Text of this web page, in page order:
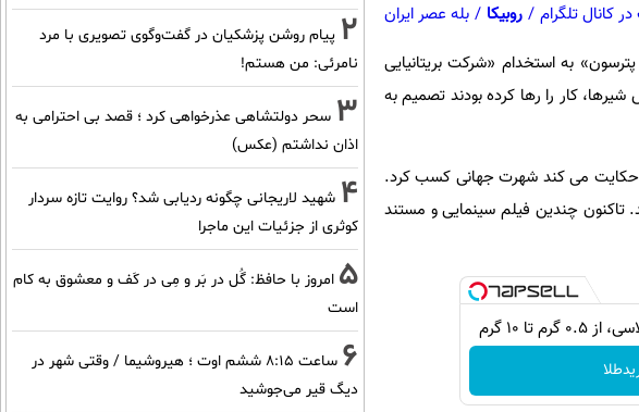
کانال تلگرام / روبیکا / بله عصر ایران
به استخدام «شرکت بریتانیایی
کار را رها کرده بودند تصمیم به
حکایت می کند شهرت جهانی کسب کرد.
تاکنون چندین فیلم سینمایی و مستند
تا ۱۰ گرم
2 پیام روشن پزشکیان در گفت‌و‌گوی تصویری با مرد
نامرئی: من هستم!
3 سحر دولتشاهی عذرخواهی کرد ؛ قصد بی احترامی به
اذان نداشتم (عکس)
4 شهید لاریجانی چگونه ردیابی شد؟ روایت تازه سردار
کوثری از جزئیات این ماجرا
5 امروز با حافظ: گُل در بَر و مِی در کَف و معشوق به کام
است
6
ساعت ۸:۱۵ ششم اوت ؛ هیروشیما / وقتی شهر در
دیگ قیر می‌جوشید